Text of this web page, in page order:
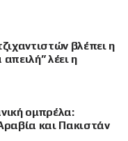
βλέπει η
λέει η
ομπρέλα:
και Πακιστάν